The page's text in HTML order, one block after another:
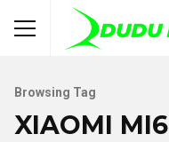
Browsing Tag
XIAOMI MI6